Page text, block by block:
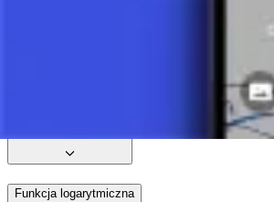
Funkcja logarytmiczna